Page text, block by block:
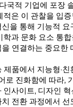
국적 기업에 포장
적은 이 관찰을 입
을 통해 기능적
학과 문화 요소 통
연결하는 중요한
품에서 지능형·친
로 진화함에 따라,
인사이트, 디자인
전환 과정에서